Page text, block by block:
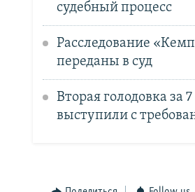
судебный процесс
Расследование
переданы в суд
Вторая голодовка за
выступили с